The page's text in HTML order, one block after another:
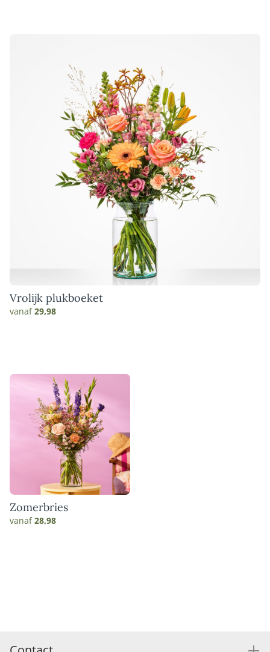
Vrolijk plukboeket
vanaf29,98
Zomerbries
vanaf28,98